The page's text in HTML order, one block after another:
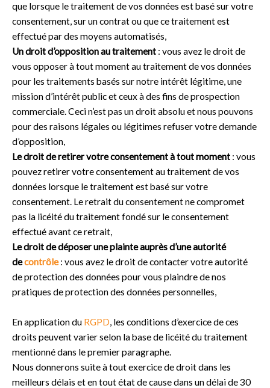
que lorsque le traitement de vos données est basé sur votre
consentement, sur un contrat ou que ce traitement est
effectué par des moyens automatisés,
Un droit d’opposition au traitement : vous avez le droit de
vous opposer à tout moment au traitement de vos données
pour les traitements basés sur notre intérêt légitime, une
mission d’intérêt public et ceux à des fins de prospection
commerciale. Ceci n’est pas un droit absolu et nous pouvons
pour des raisons légales ou légitimes refuser votre demande
d’opposition,
Le droit de retirer votre consentement à tout moment : vous
pouvez retirer votre consentement au traitement de vos
données lorsque le traitement est basé sur votre
consentement. Le retrait du consentement ne compromet
pas la licéité du traitement fondé sur le consentement
effectué avant ce retrait,
Le droit de déposer une plainte auprès d’une autorité
decontrôle: vous avez le droit de contacter votre autorité
de protection des données pour vous plaindre de nos
pratiques de protection des données personnelles,
En application du RGPD, les conditions d’exercice de ces
droits peuvent varier selon la base de licéité du traitement
mentionné dans le premier paragraphe.
Nous donnerons suite à tout exercice de droit dans les
meilleurs délais et en tout état de cause dans un délai de 30